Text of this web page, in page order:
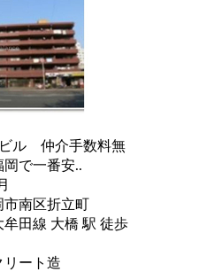
ル 仲介手数料無
で一番安..
南区折立町
線 大橋 駅 徒歩
リート造